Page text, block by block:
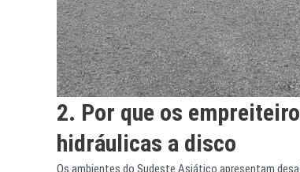
2. Por que os
hidráulicas a disco